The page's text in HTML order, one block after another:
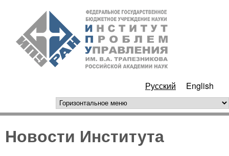
Перейти к основному
содержанию
РАН
Русский English
горизонтальное меню
Новости Института